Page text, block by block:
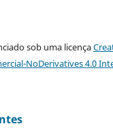
sob uma licença
NoDerivatives 4.0